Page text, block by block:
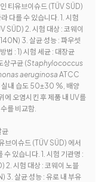
티유브이슈드 (TÜV SÜD)
다를 수 있습니다. 1. 시험
SÜD) 2. 시험 대상 : 코웨이
3. 살균 성능 : 파우셋
법 : 1) 시험 세균 : 대장균
구균 (Staphylococcus
aeruginosaATCC
실내 습도 50±30 %, 배양
오염시킨 후 제품 내 UV를
를 비교함.
브이슈드 (TÜV SÜD) 에서
있습니다. 1. 시험 기관명 :
2. 시험 대상 : 코웨이 노블
살균 성능 : 유로 내 부유